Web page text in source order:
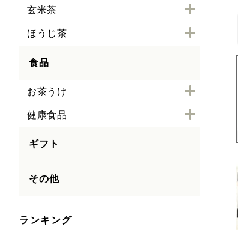
玄米茶
ほうじ茶
食品
お茶うけ
健康食品
ギフト
その他
ランキング